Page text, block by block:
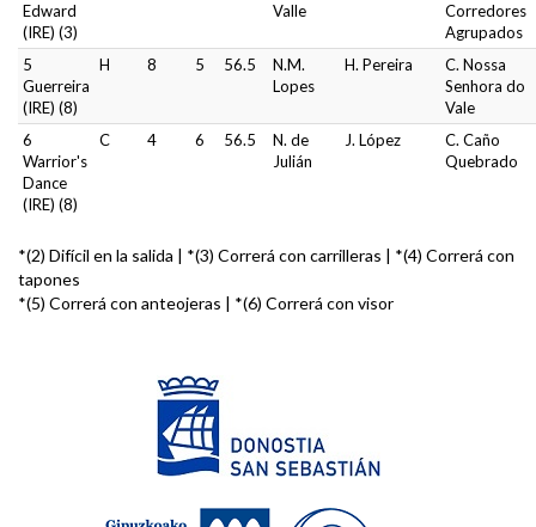
Edward
(IRE) (3)
Valle
Corredores
Agrupados
5
Guerreira
(IRE) (8)
H 8 5 56.5
N.M.
Lopes
H. Pereira
C. Nossa
Senhora do
Vale
6
Warrior's
Dance
(IRE) (8)
C 4 6 56.5
N. de
Julián
J. López
C. Caño
Quebrado
*(2) Difícil en la salida | *(3) Correrá con carrilleras | *(4) Correrá con
tapones
*(5) Correrá con anteojeras | *(6) Correrá con visor